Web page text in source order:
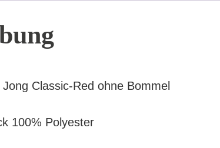
Classic-Red ohne Bommel
100% Polyester